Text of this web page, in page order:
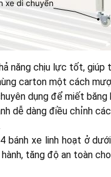
năng chịu lực tốt,
carton một cách
dụng để miết
dễ dàng điều chỉnh
xe linh hoạt ở
tăng độ an toàn